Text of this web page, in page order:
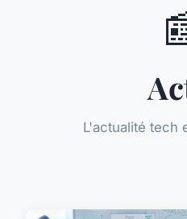
L'actualité tech